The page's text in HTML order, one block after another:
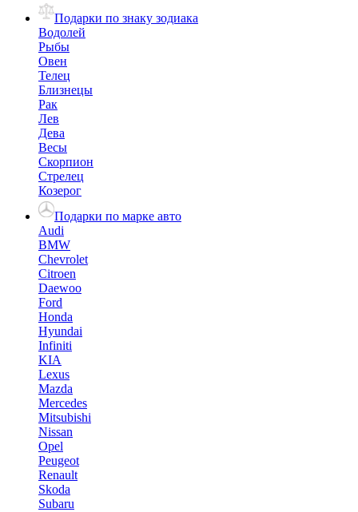
Подарки по знаку зодиака
Водолей
Рыбы
Овен
Телец
Близнецы
Рак
Лев
Дева
Весы
Скорпион
Стрелец
Козерог
Подарки по марке авто
Audi
BMW
Chevrolet
Citroen
Daewoo
Ford
Honda
Hyundai
Infiniti
KIA
Lexus
Mazda
Mercedes
Mitsubishi
Nissan
Opel
Peugeot
Renault
Skoda
Subaru